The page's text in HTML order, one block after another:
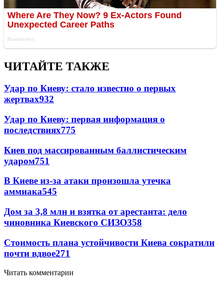
ЧИТАЙТЕ ТАКЖЕ
Удар по Киеву: стало известно о первых
жертвах932
Удар по Киеву: первая информация о
последствиях775
Киев под массированным баллистическим
ударом751
В Киеве из-за атаки произошла утечка
аммиака545
Дом за 3,8 млн и взятка от арестанта: дело
чиновника Киевского СИЗО358
Стоимость плана устойчивости Киева сократили
почти вдвое271
Читать комментарии